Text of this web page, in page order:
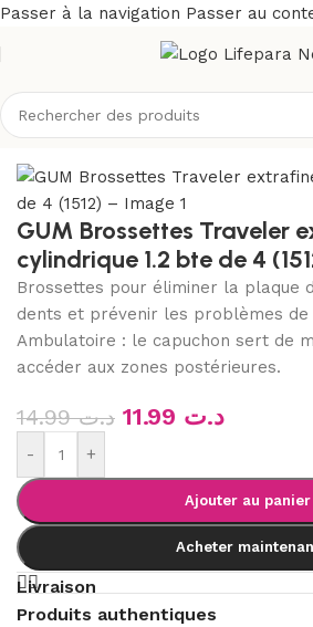
Passer à la navigation Passer au
Soins buccodentaires/Fil dentaire,
GUM Brossettes Traveler
cylindrique 1.2 bte de 4
Brossettes pour éliminer la plaque
dents et prévenir les problèmes de
Ambulatoire : le capuchon sert de
accéder aux zones postérieures.
د.ت14.99 د.ت
- +
Ajouter au panier
Acheter
Livraison
Produits authentiques